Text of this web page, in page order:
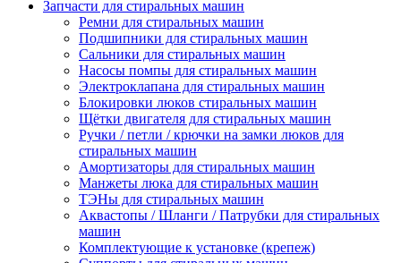
Запчасти для стиральных машин
Ремни для стиральных машин
Подшипники для стиральных машин
Сальники для стиральных машин
Насосы помпы для стиральных машин
Электроклапана для стиральных машин
Блокировки люков стиральных машин
Щётки двигателя для стиральных машин
Ручки / петли / крючки на замки люков для
стиральных машин
Амортизаторы для стиральных машин
Манжеты люка для стиральных машин
ТЭНы для стиральных машин
Аквастопы / Шланги / Патрубки для стиральных
машин
Комплектующие к установке (крепеж)